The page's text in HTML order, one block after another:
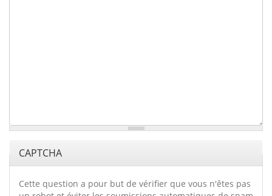
CAPTCHA
Cette question a pour but de vérifier que vous n'êtes pas